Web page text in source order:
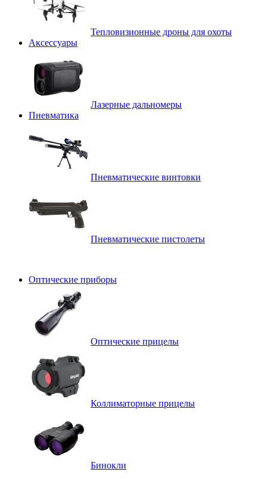
Тепловизионные дроны для охоты
Аксессуары
Лазерные дальномеры
Пневматика
Пневматические винтовки
Пневматические пистолеты
Оптические приборы
Оптические прицелы
Коллиматорные прицелы
Бинокли